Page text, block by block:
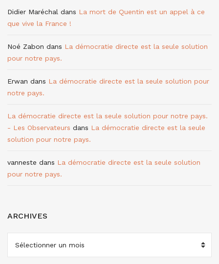
Didier Maréchal dans La mort de Quentin est un appel à ce
que vive la France !
Noé Zabon dans La démocratie directe est la seule solution
pour notre pays.
Erwan dans La démocratie directe est la seule solution pour
notre pays.
La démocratie directe est la seule solution pour notre pays.
- Les Observateurs dans La démocratie directe est la seule
solution pour notre pays.
vanneste dans La démocratie directe est la seule solution
pour notre pays.
ARCHIVES
ARCHIVES